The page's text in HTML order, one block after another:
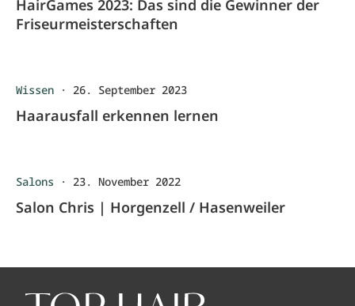
HairGames 2023: Das sind die Gewinner der
Friseurmeisterschaften
Wissen · 26. September 2023
Haarausfall erkennen lernen
Salons · 23. November 2022
Salon Chris | Horgenzell / Hasenweiler